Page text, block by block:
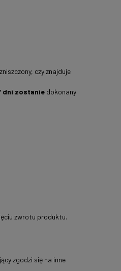
czy znajduje
dni zostanie dokonany
zwrotu produktu.
zgodzi się na inne